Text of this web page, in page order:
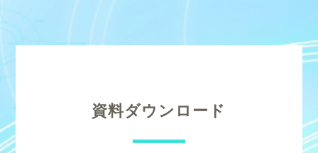
資料ダウンロード